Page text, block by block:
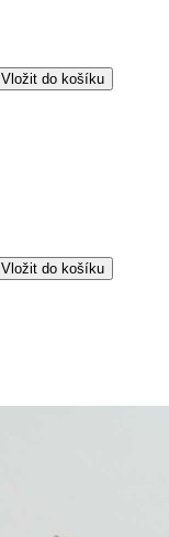
Vložit do košíku
Vložit do košíku